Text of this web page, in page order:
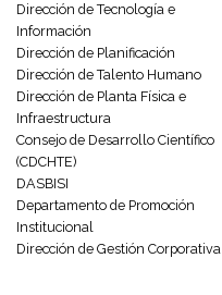
Dirección de Tecnología e
Información
Dirección de Planificación
Dirección de Talento Humano
Dirección de Planta Física e
Infraestructura
Consejo de Desarrollo Científico
(CDCHTE)
DASBISI
Departamento de Promoción
Institucional
Dirección de Gestión Corporativa